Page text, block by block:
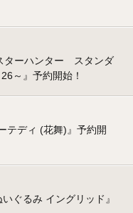
ターハンター スタンダ
～』予約開始！
テディ (花舞)』予約開
ぐるみ イングリッド』